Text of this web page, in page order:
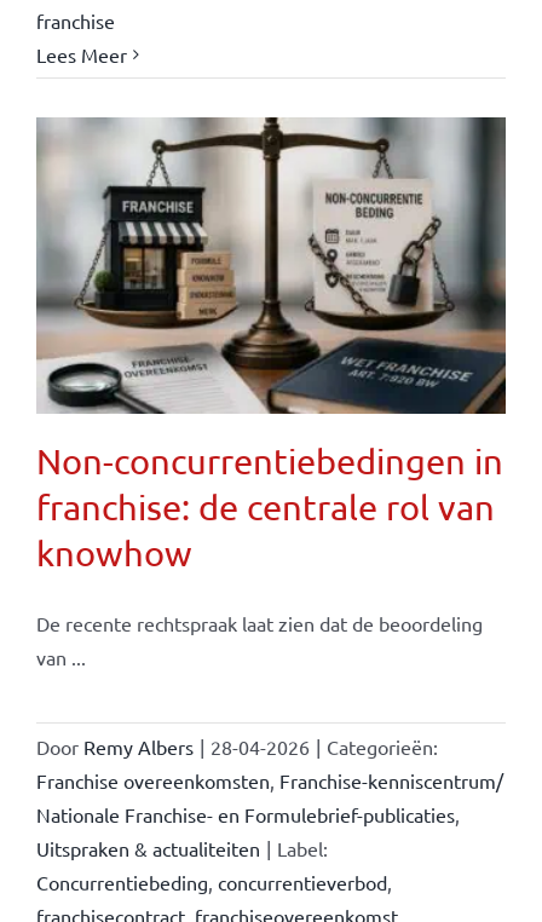
franchise
Lees Meer
Non-concurrentiebedingen in
franchise: de centrale rol van
knowhow
De recente rechtspraak laat zien dat de beoordeling
van ...
Door Remy Albers | 28-04-2026 | Categorieën:
Franchise overeenkomsten Franchise-kenniscentrum/
Nationale Franchise- en Formulebrief-publicaties,
Uitspraken & actualiteiten | Label:
Concurrentiebeding concurrentieverbod,
franchisecontract, franchiseovereenkomst